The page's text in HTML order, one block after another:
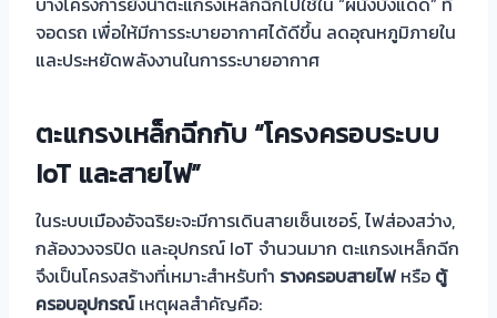
จอดรถ เพื่อให้มีการระบายอากาศได้ดีขึ้น ลดอุณหภูมิภายใน
และประหยัดพลังงานในการระบายอากาศ
ตะแกรงเหล็กฉีกกับ “โครงครอบระบบ
IoT และสายไฟ”
ในระบบเมืองอัจฉริยะจะมีการเดินสายเซ็นเซอร์, ไฟส่องสว่าง,
กล้องวงจรปิด และอุปกรณ์ IoT จำนวนมาก ตะแกรงเหล็กฉีก
จึงเป็นโครงสร้างที่เหมาะสำหรับทำ รางครอบสายไฟ หรือ ตู้
ครอบอุปกรณ์เหตุผลสำคัญคือ: